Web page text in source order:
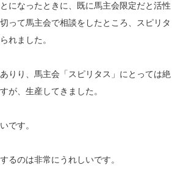
になったときに、既に馬主会限定だと活性
って馬主会で相談をしたところ、スピリタ
れました。
りり、馬主会「スピリタス」にとっては絶
が、生産してきました。
です。
るのは非常にうれしいです。